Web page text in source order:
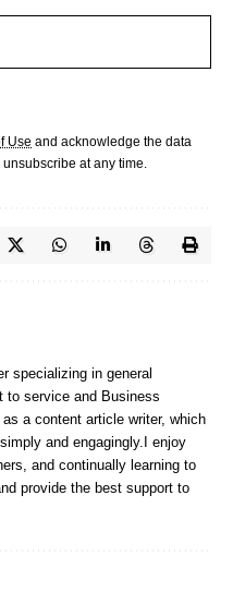
Use and acknowledge the data
unsubscribe at any time.
specializing in general
to service and Business
a content article writer, which
and engagingly.I enjoy
and continually learning to
provide the best support to